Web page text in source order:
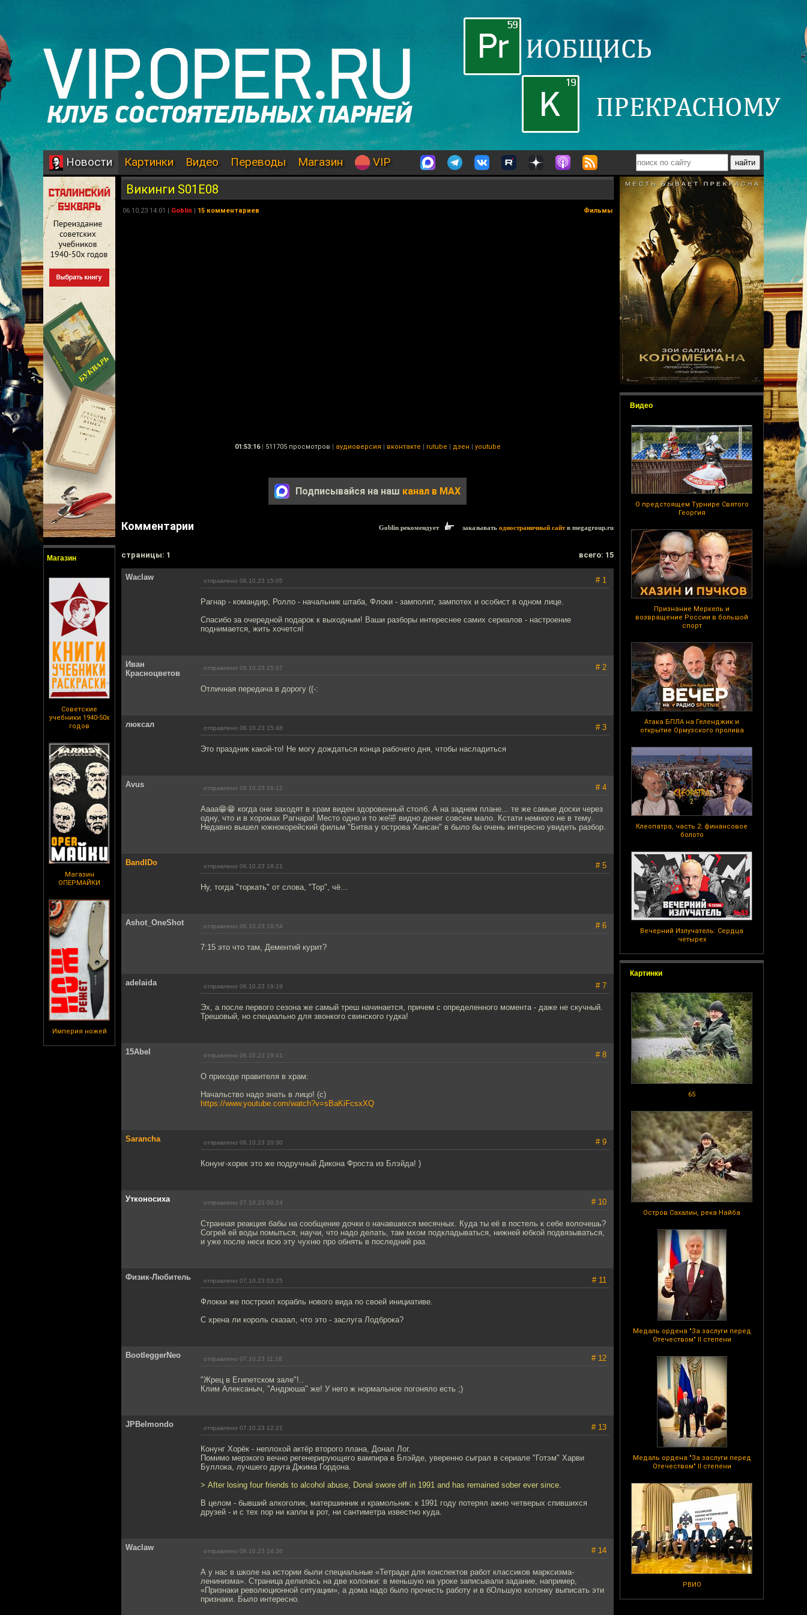
Новости Картинки Видео Переводы Магазин VIP
Магазин
Советские
учебники 1940-50х
годов
Магазин
ОПЕРМАЙКИ
Империя ножей
Видео
О предстоящем Турнире Святого
Георгия
Признание Меркель и
возвращение России в большой
спорт
Атака БПЛА на Геленджик и
открытие Ормузского пролива
Клеопатра, часть 2: финансовое
болото
Вечерний Излучатель: Сердца
четырех
Картинки
65
Остров Сахалин, река Найба
Медаль ордена "За заслуги перед
Отечеством" II степени
Медаль ордена "За заслуги перед
Отечеством" II степени
РВИО
Викинги S01E08
06.10.23 14:01 | Goblin | 15 комментариев Фильмы
01:53:16 | 511705 просмотров | аудиоверсия | вконтакте | rutube | дзен | youtube
Подписывайся на наш канал в MAX
Комментарии Goblin рекомендует заказывать одностраничный сайтв megagroup.ru
cтраницы: 1 всего: 15
Waclaw отправлено 06.10.23 15:05 # 1
Рагнар - командир, Ролло - начальник штаба, Флоки - замполит, зампотех и особист в одном лице.
Спасибо за очередной подарок к выходным! Ваши разборы интереснее самих сериалов - настроение
поднимается, жить хочется!
Иван
Красноцветов
отправлено 06.10.23 15:37 # 2
Отличная передача в дорогу ((-:
люксал отправлено 06.10.23 15:48 # 3
Это праздник какой-то! Не могу дождаться конца рабочего дня, чтобы насладиться
Avus отправлено 06.10.23 16:12 # 4
Аааа😁😁 когда они заходят в храм виден здоровенный столб. А на заднем плане... те же самые доски через
одну, что и в хоромах Рагнара! Место одно и то же🤣 видно денег совсем мало. Кстати немного не в тему.
Недавно вышел южнокорейский фильм "Битва у острова Хансан" в было бы очень интересно увидеть разбор.
BandIDo отправлено 06.10.23 18:21 # 5
Ну, тогда "торкать" от слова, "Тор", чё...
Ashot_OneShot отправлено 06.10.23 18:54 # 6
7:15 это что там, Дементий курит?
adelaida отправлено 06.10.23 19:19 # 7
Эх, а после первого сезона же самый треш начинается, причем с определенного момента - даже не скучный.
Трешовый, но специально для звонкого свинского гудка!
15Abel отправлено 06.10.23 19:41 # 8
О приходе правителя в храм:
Начальство надо знать в лицо! (с)
https://www.youtube.com/watch?v=sBaKiFcsxXQ
Sarancha отправлено 06.10.23 20:30 # 9
Конунг-хорек это же подручный Дикона Фроста из Блэйда! )
Утконосиха отправлено 07.10.23 00:24 # 10
Странная реакция бабы на сообщение дочки о начавшихся месячных. Куда ты её в постель к себе волочешь?
Согрей ей воды помыться, научи, что надо делать, там мхом подкладываться, нижней юбкой подвязываться,
и уже после неси всю эту чухню про обнять в последний раз.
Физик-Любитель отправлено 07.10.23 03:25 # 11
Флокки же построил корабль нового вида по своей инициативе.
С хрена ли король сказал, что это - заслуга Лодброка?
BootleggerNeo отправлено 07.10.23 11:18 # 12
"Жрец в Египетском зале"!..
Клим Алексаныч, "Андрюша" же! У него ж нормальное погоняло есть ;)
JPBelmondo отправлено 07.10.23 12:21 # 13
Конунг Хорёк - неплохой актёр второго плана, Донал Лог.
Помимо мерзкого вечно регенерирующего вампира в Блэйде, уверенно сыграл в сериале "Готэм" Харви
Буллока, лучшего друга Джима Гордона.
> After losing four friends to alcohol abuse, Donal swore off in 1991 and has remained sober ever since.
В целом - бывший алкоголик, матершинник и крамольник: к 1991 году потерял ажно четверых спившихся
друзей - и с тех пор ни капли в рот, ни сантиметра известно куда.
Waclaw отправлено 08.10.23 14:36 # 14
А у нас в школе на истории были специальные «Тетради для конспектов работ классиков марксизма-
ленинизма». Страница делилась на две колонки: в меньшую на уроке записывали задание, например,
«Признаки революционной ситуации», а дома надо было прочесть работу и в бОльшую колонку выписать эти
признаки. Было интересно.